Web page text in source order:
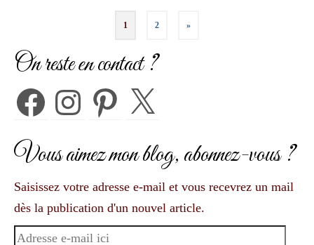
Pagination
des
publications
1 2 »
On reste en contact ?
FacebookInstagramPinterest X
Vous aimez mon blog, abonnez-vous ?
Saisissez votre adresse e-mail et vous recevrez un mail
dès la publication d'un nouvel article.
Adresse